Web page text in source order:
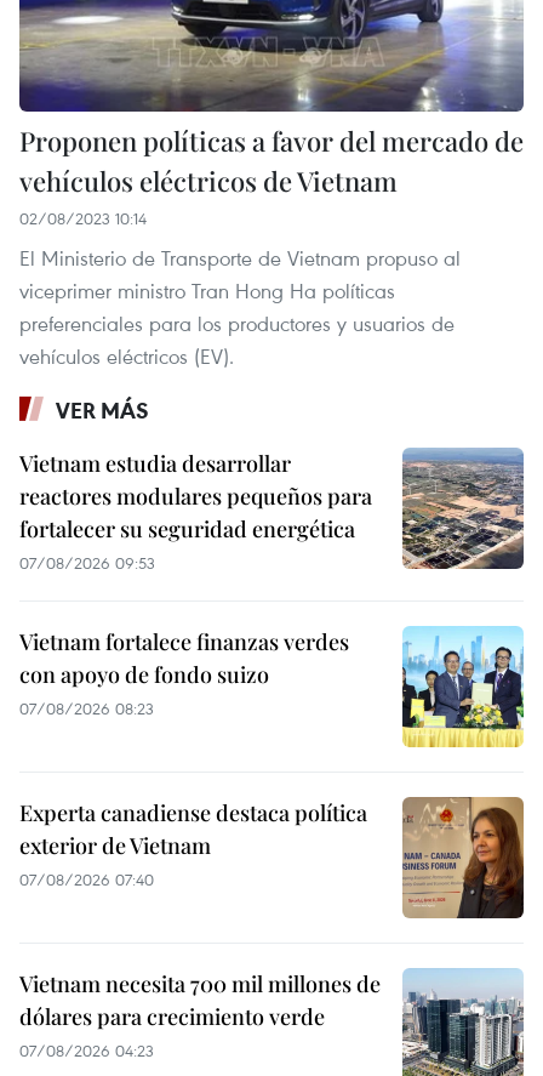
Proponen políticas a favor del mercado de
vehículos eléctricos de Vietnam
02/08/2023 10:14
El Ministerio de Transporte de Vietnam propuso al
viceprimer ministro Tran Hong Ha políticas
preferenciales para los productores y usuarios de
vehículos eléctricos (EV).
VER MÁS
Vietnam estudia desarrollar
reactores modulares pequeños para
fortalecer su seguridad energética
07/08/2026 09:53
Vietnam fortalece finanzas verdes
con apoyo de fondo suizo
07/08/2026 08:23
Experta canadiense destaca política
exterior de Vietnam
07/08/2026 07:40
Vietnam necesita 700 mil millones de
dólares para crecimiento verde
07/08/2026 04:23